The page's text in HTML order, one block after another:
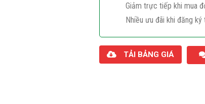
Giảm trực tiếp khi mua
Nhiều ưu đãi khi đăng
TẢI BẢNG GIÁ